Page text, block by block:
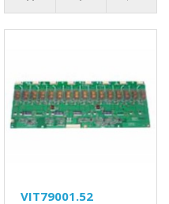
VIT79001.52